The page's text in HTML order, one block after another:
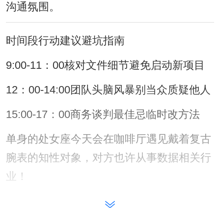
沟通氛围。
时间段行动建议避坑指南
9:00-11：00核对文件细节避免启动新项目
12：00-14:00团队头脑风暴别当众质疑他人
15:00-17：00商务谈判最佳忌临时改方法
单身的处女座今天会在咖啡厅遇见戴着复古
腕表的知性对象，对方也许从事数据相关行
业！
正在含糊期的你们要看，傍晚6点月亮进入